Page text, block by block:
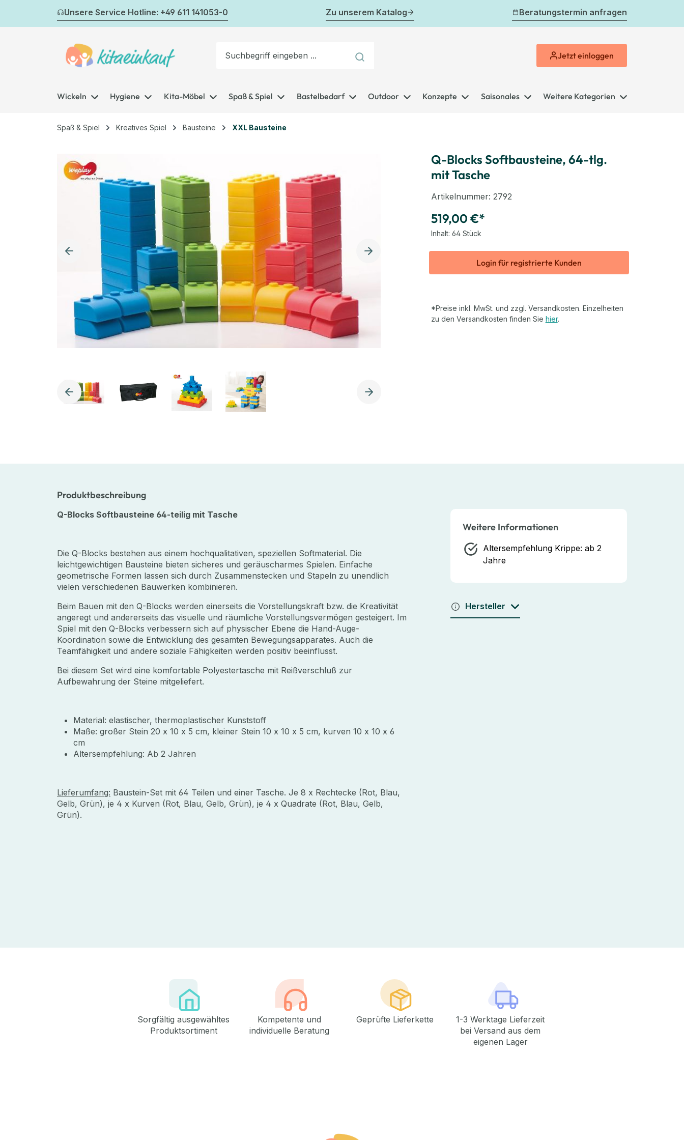
Hauptinhalt springen
Zur Suche springen
Zur Hauptnavigation springen
Unsere Service Hotline: +49 611 141053-0 Zu unserem Katalog Beratungstermin anfragen
Jetzteinloggen
Wickeln Hygiene Kita-Möbel Spaß & Spiel Bastelbedarf Outdoor Konzepte Saisonales Weitere Kategorien
Spaß & Spiel Kreatives Spiel Bausteine XXL Bausteine
Q-Blocks Softbausteine, 64-tlg.
mit Tasche
Artikelnummer: 2792
519,00 €*
Inhalt: 64 Stück
Login für registrierte Kunden
*Preise inkl. MwSt. und zzgl. Versandkosten. Einzelheiten
zu den Versandkosten finden Sie hier.
Produktbeschreibung
Q-Blocks Softbausteine 64-teilig mit Tasche
Die Q-Blocks bestehen aus einem hochqualitativen, speziellen Softmaterial. Die
leichtgewichtigen Bausteine bieten sicheres und geräuscharmes Spielen. Einfache
geometrische Formen lassen sich durch Zusammenstecken und Stapeln zu unendlich
vielen verschiedenen Bauwerken kombinieren.
Beim Bauen mit den Q-Blocks werden einerseits die Vorstellungskraft bzw. die Kreativität
angeregt und andererseits das visuelle und räumliche Vorstellungsvermögen gesteigert. Im
Spiel mit den Q-Blocks verbessern sich auf physischer Ebene die Hand-Auge-
Koordination sowie die Entwicklung des gesamten Bewegungsapparates. Auch die
Teamfähigkeit und andere soziale Fähigkeiten werden positiv beeinflusst.
Bei diesem Set wird eine komfortable Polyestertasche mit Reißverschluß zur
Aufbewahrung der Steine mitgeliefert.
Material: elastischer, thermoplastischer Kunststoff
Maße: großer Stein 20 x 10 x 5 cm, kleiner Stein 10 x 10 x 5 cm, kurven 10 x 10 x 6
cm
Altersempfehlung: Ab 2 Jahren
Lieferumfang: Baustein-Set mit 64 Teilen und einer Tasche. Je 8 x Rechtecke (Rot, Blau,
Gelb, Grün), je 4 x Kurven (Rot, Blau, Gelb, Grün), je 4 x Quadrate (Rot, Blau, Gelb,
Grün).
Weitere Informationen
Altersempfehlung Krippe: ab 2
Jahre
Hersteller
Sorgfältig ausgewähltes
Produktsortiment
Kompetente und
individuelle Beratung
Geprüfte Lieferkette
1-3 Werktage Lieferzeit
bei Versand aus dem
eigenen Lager